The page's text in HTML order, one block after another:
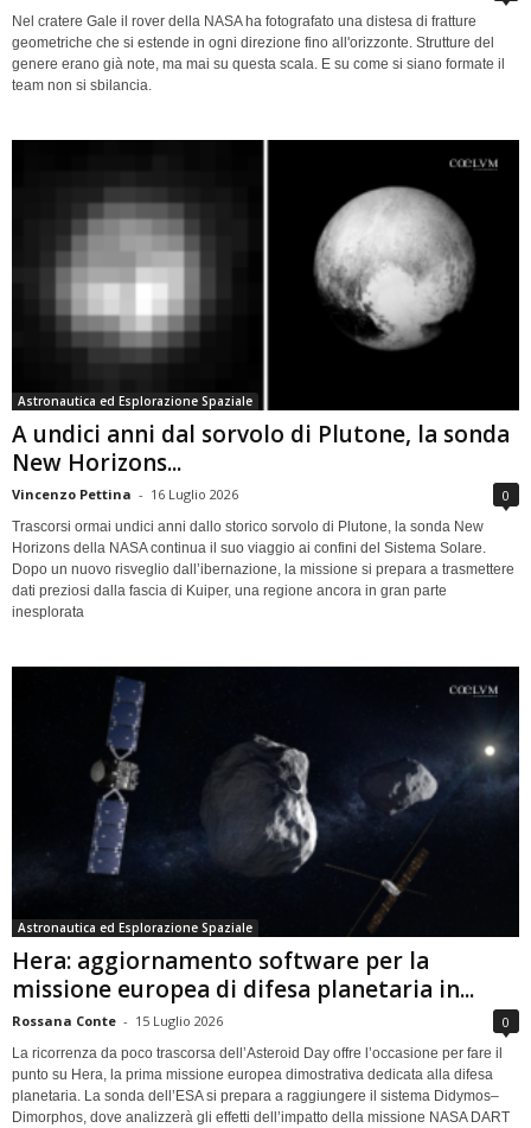
Nel cratere Gale il rover della NASA ha fotografato una distesa di fratture
geometriche che si estende in ogni direzione fino all'orizzonte. Strutture del
genere erano già note, ma mai su questa scala. E su come si siano formate il
team non si sbilancia.
Astronautica ed Esplorazione Spaziale
A undici anni dal sorvolo di Plutone, la sonda
New Horizons...
Vincenzo Pettina - 16 Luglio 2026 0
Trascorsi ormai undici anni dallo storico sorvolo di Plutone, la sonda New
Horizons della NASA continua il suo viaggio ai confini del Sistema Solare.
Dopo un nuovo risveglio dall’ibernazione, la missione si prepara a trasmettere
dati preziosi dalla fascia di Kuiper, una regione ancora in gran parte
inesplorata
Astronautica ed Esplorazione Spaziale
Hera: aggiornamento software per la
missione europea di difesa planetaria in...
Rossana Conte - 15 Luglio 2026 0
La ricorrenza da poco trascorsa dell’Asteroid Day offre l’occasione per fare il
punto su Hera, la prima missione europea dimostrativa dedicata alla difesa
planetaria. La sonda dell’ESA si prepara a raggiungere il sistema Didymos–
Dimorphos, dove analizzerà gli effetti dell’impatto della missione NASA DART